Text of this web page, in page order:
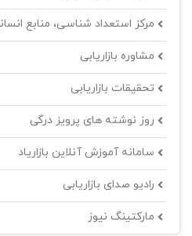
مرکز استعداد شناسی، منابع
مشاوره بازاریابی
تحقیقات بازاریابی
روز نوشته های پرویز درگی
سامانه آموزش آنلاین بازاریاد
رادیو صدای بازاریابی
مارکتینگ نیوز